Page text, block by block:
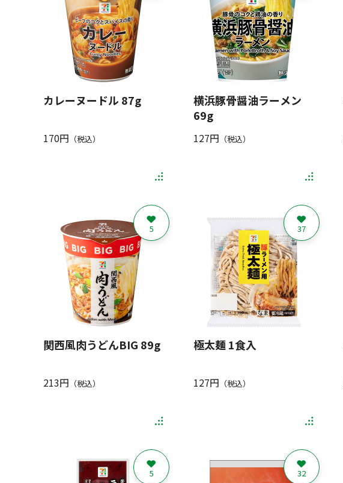
カレーヌードル 87g
170円 （税込）
横浜豚骨醤油ラーメン
69g
127円 （税込）
関西風肉うどんBIG 89g
213円 （税込）
5
極太麺 1食入
127円 （税込）
37
5 32